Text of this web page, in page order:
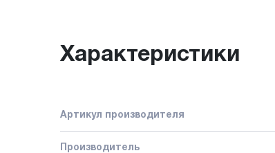
Характеристики
Артикул производителя
Производитель